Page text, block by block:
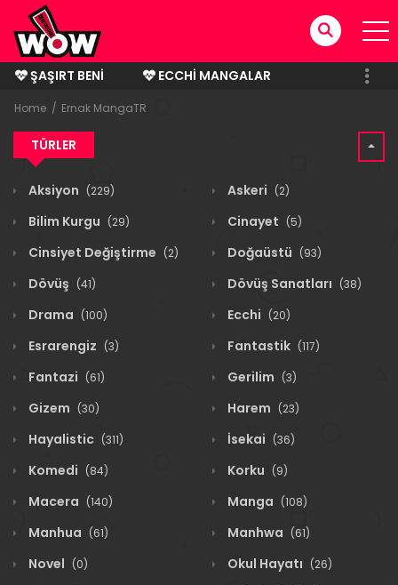
ŞAŞIRT BENI
ECCHI MANGALAR
BITMIŞ MANGALAR
Home Ernak MangaTR
TÜRLER
Aksiyon (229) Askeri (2)
Bilim Kurgu (29) Cinayet (5)
Cinsiyet Değiştirme (2) Doğaüstü (93)
Dövüş (41) Dövüş Sanatları (38)
Drama (100) Ecchi (20)
Esrarengiz (3) Fantastik (117)
Fantazi (61) Gerilim (3)
Gizem (30) Harem (23)
Hayalistic (311) İsekai (36)
Komedi (84) Korku (9)
Macera (140) Manga (108)
Manhua (61) Manhwa (61)
Novel (0) Okul Hayatı (26)